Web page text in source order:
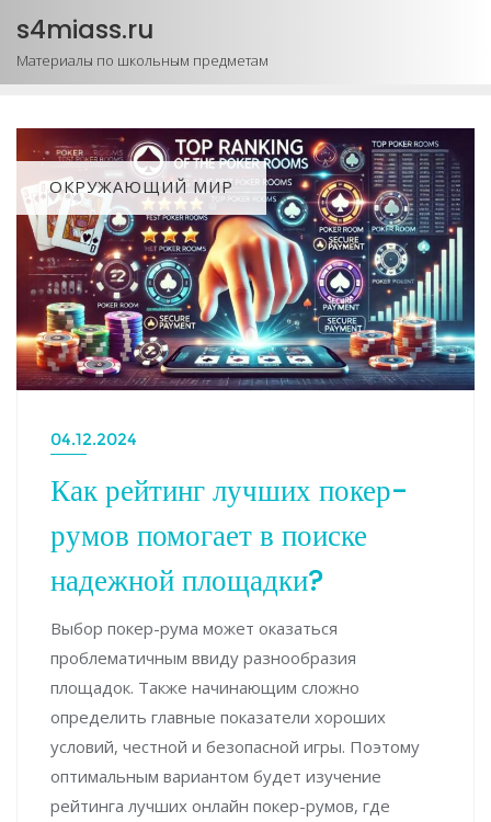
Промотать
содержимому
s4miass.ru
Материалы по школьным предметам
ОКРУЖАЮЩИЙ МИР
04.12.2024
Как рейтинг лучших покер-
румов помогает в поиске
надежной площадки?
Выбор покер-рума может оказаться
проблематичным ввиду разнообразия
площадок. Также начинающим сложно
определить главные показатели хороших
условий, честной и безопасной игры. Поэтому
оптимальным вариантом будет изучение
рейтинга лучших онлайн покер-румов, где